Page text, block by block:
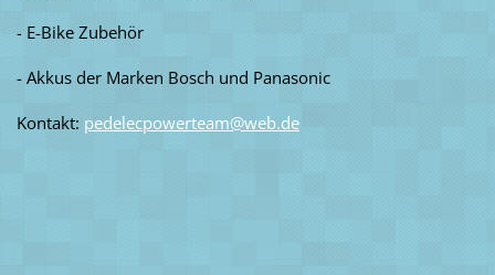
- E-Bike Zubehör
- Akkus der Marken Bosch und Panasonic
Kontakt: pedelecpowerteam@web.de